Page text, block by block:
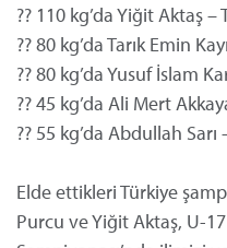
?? 110 kg’da Yiğit Aktaş
?? 80 kg’da Tarık Emin
?? 80 kg’da Yusuf İslam
?? 45 kg’da Ali Mert
?? 55 kg’da Abdullah
Elde ettikleri Türkiye
Purcu ve Yiğit Aktaş, U-